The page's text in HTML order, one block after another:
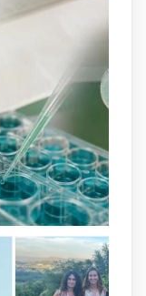
hormones,
other
new
cellular-